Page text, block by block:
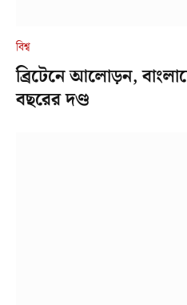
বিশ্ব
ব্রিটেনে আলোড়ন,
বছরের দণ্ড